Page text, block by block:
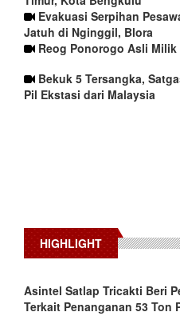
Evakuasi Serpihan
Jatuh di Nginggil, Blora
Reog Ponorogo Asli
Bekuk 5 Tersangka,
Pil Ekstasi dari Malaysia
HIGHLIGHT
Asintel Satlap Tricakti Beri
Terkait Penanganan 53 Ton